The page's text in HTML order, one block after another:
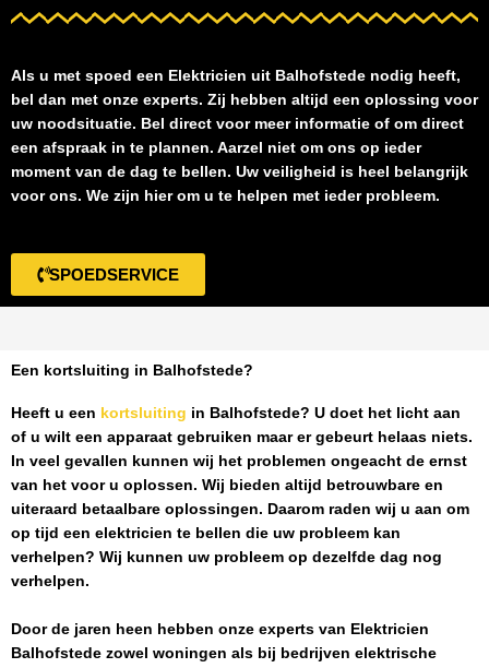
Als u met spoed een Elektricien uit Balhofstede nodig heeft,
bel dan met onze experts. Zij hebben altijd een oplossing voor
uw noodsituatie. Bel direct voor meer informatie of om direct
een afspraak in te plannen. Aarzel niet om ons op ieder
moment van de dag te bellen. Uw veiligheid is heel belangrijk
voor ons. We zijn hier om u te helpen met ieder probleem.
SPOEDSERVICE
Een kortsluiting in Balhofstede?
Heeft u een kortsluiting in Balhofstede? U doet het licht aan
of u wilt een apparaat gebruiken maar er gebeurt helaas niets.
In veel gevallen kunnen wij het problemen ongeacht de ernst
van het voor u oplossen. Wij bieden altijd betrouwbare en
uiteraard betaalbare oplossingen. Daarom raden wij u aan om
op tijd een elektricien te bellen die uw probleem kan
verhelpen? Wij kunnen uw probleem op dezelfde dag nog
verhelpen.
Door de jaren heen hebben onze experts van Elektricien
Balhofstede zowel woningen als bij bedrijven elektrische